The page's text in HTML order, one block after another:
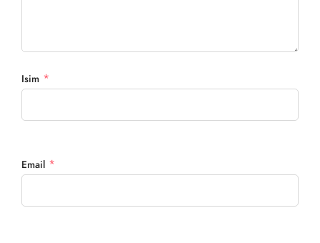
Isim *
Email *